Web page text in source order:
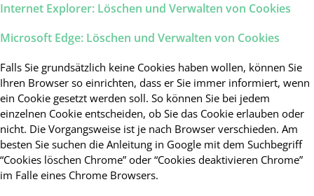
Internet Explorer: Löschen und Verwalten von Cookies
Microsoft Edge: Löschen und Verwalten von Cookies
Falls Sie grundsätzlich keine Cookies haben wollen, können Sie
Ihren Browser so einrichten, dass er Sie immer informiert, wenn
ein Cookie gesetzt werden soll. So können Sie bei jedem
einzelnen Cookie entscheiden, ob Sie das Cookie erlauben oder
nicht. Die Vorgangsweise ist je nach Browser verschieden. Am
besten Sie suchen die Anleitung in Google mit dem Suchbegriff
“Cookies löschen Chrome” oder “Cookies deaktivieren Chrome”
im Falle eines Chrome Browsers.